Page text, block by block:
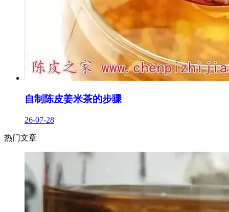
自制陈皮姜米茶的步骤
26-07-28
热门文章